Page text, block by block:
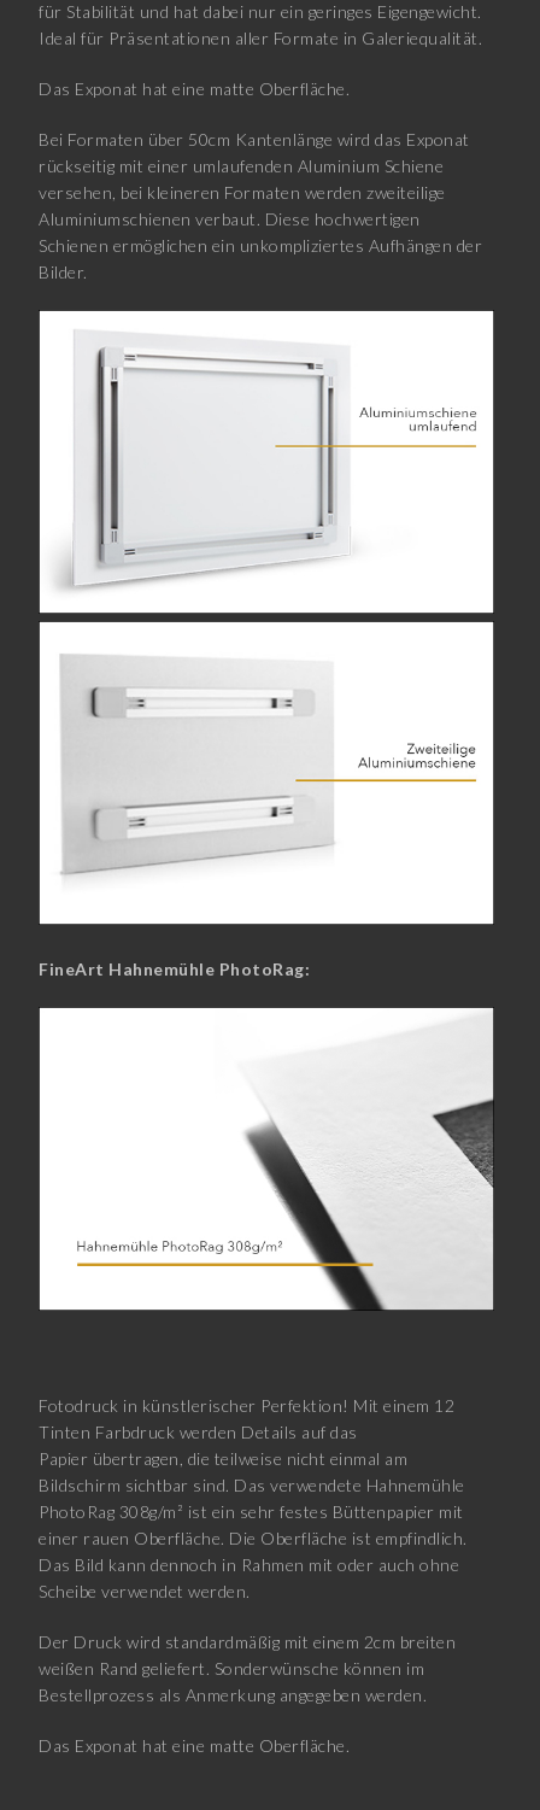
für Stabilität und hat dabei nur ein geringes Eigengewicht.
Ideal für Präsentationen aller Formate in Galeriequalität.
Das Exponat hat eine matte Oberfläche.
Bei Formaten über 50cm Kantenlänge wird das Exponat
rückseitig mit einer umlaufenden Aluminium Schiene
versehen, bei kleineren Formaten werden zweiteilige
Aluminiumschienen verbaut. Diese hochwertigen
Schienen ermöglichen ein unkompliziertes Aufhängen der
Bilder.
FineArt Hahnemühle PhotoRag:
Fotodruck in künstlerischer Perfektion! Mit einem 12
Tinten Farbdruck werden Details auf das
Papier übertragen, die teilweise nicht einmal am
Bildschirm sichtbar sind. Das verwendete Hahnemühle
PhotoRag 308g/m² ist ein sehr festes Büttenpapier mit
einer rauen Oberfläche. Die Oberfläche ist empfindlich.
Das Bild kann dennoch in Rahmen mit oder auch ohne
Scheibe verwendet werden.
Der Druck wird standardmäßig mit einem 2cm breiten
weißen Rand geliefert. Sonderwünsche können im
Bestellprozess als Anmerkung angegeben werden.
Das Exponat hat eine matte Oberfläche.